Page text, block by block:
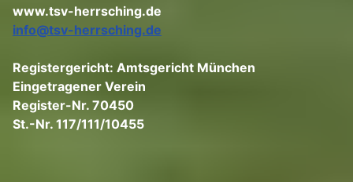
www.tsv-herrsching.de
info@tsv-herrsching.de
Registergericht: Amtsgericht München
Eingetragener Verein
Register-Nr. 70450
St.-Nr. 117/111/10455